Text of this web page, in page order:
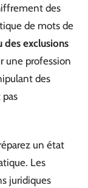
des
de mots de
des exclusions
une profession
des
pas
un état
Les
juridiques